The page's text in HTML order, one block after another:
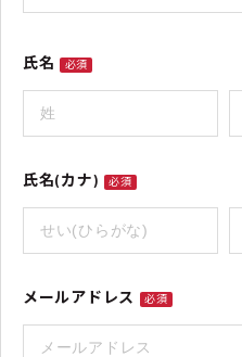
氏名 必須
氏名(カナ) 必須
メールアドレス 必須